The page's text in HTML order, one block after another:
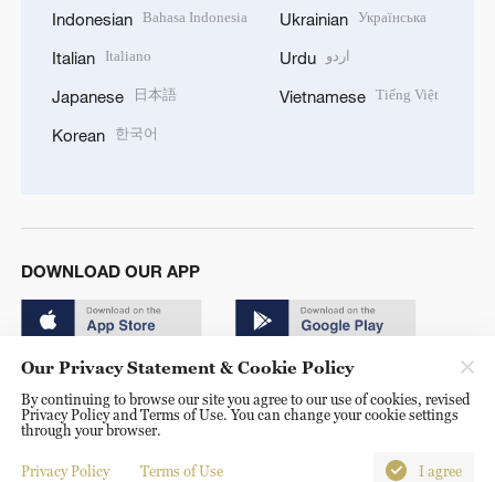
Indonesian Bahasa Indonesia
Italian Italiano
Japanese 日本語
Korean 한국어
Ukrainian Українська
Urdu اردو
Vietnamese Tiếng Việt
DOWNLOAD OUR APP
© China Radio International.CRI. All Rights Reserved. 16A
Shijingshan Road, Beijing, China. 100040
Our Privacy Statement & Cookie Policy
By continuing to browse our site you agree to our use of cookies, revised
Privacy Policy and Terms of Use. You can change your cookie settings
through your browser.
Privacy Policy Terms of Use I agree